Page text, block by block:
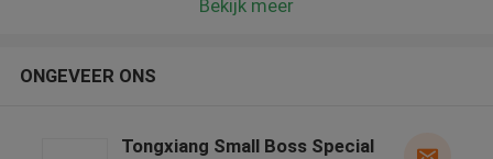
Bekijk meer
ONGEVEER ONS
Tongxiang Small Boss Special